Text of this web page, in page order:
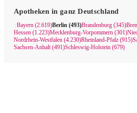
Apotheken in ganz Deutschland
Bayern (2.619)Berlin (493)Brandenburg (345)
Hessen (1.223)Mecklenburg-Vorpommern (301)
Nordrhein-Westfalen (4.230)Rheinland-Pfalz (915)
Sachsen-Anhalt (491)Schleswig-Holstein (679)